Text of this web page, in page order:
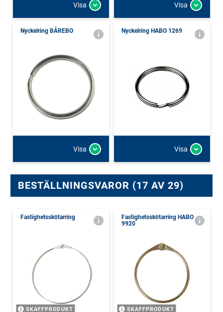
Visa Visa
Nyckelring BÅREBO
Visa
Nyckelring HABO 1269
Visa
BESTÄLLNINGSVAROR (17 AV 29)
Fastighetsskötarring
SKAFFPRODUKT
Fastighetsskötarring HABO
9920
SKAFFPRODUKT